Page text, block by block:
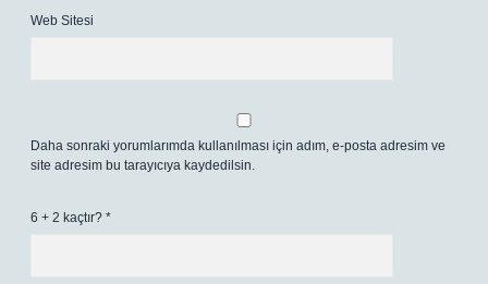
Web Sitesi
Daha sonraki yorumlarımda kullanılması için adım, e-posta adresim ve
site adresim bu tarayıcıya kaydedilsin.
6 + 2 kaçtır? *